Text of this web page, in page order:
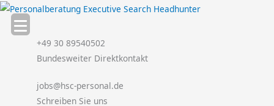
Zum
Inhalt
springen
+49 30 89540502
Bundesweiter Direktkontakt
jobs@hsc-personal.de
Schreiben Sie uns